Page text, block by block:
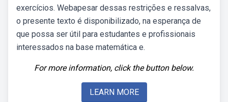
exercícios. Webapesar dessas restrições e ressalvas,
o presente texto é disponibilizado, na esperança de
que possa ser útil para estudantes e profissionais
interessados na base matemática e.
For more information, click the button below.
LEARN MORE